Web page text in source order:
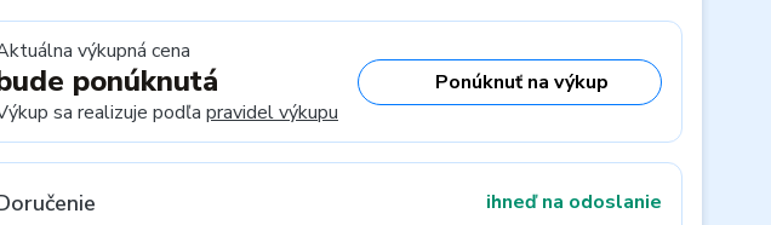
výkupná cena
ponúknutá
sa realizuje podľa pravidel výkupu
Ponúknuť na výkup
ihneď na odoslanie